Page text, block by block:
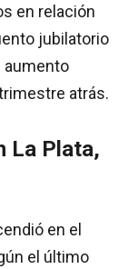
en relación
jubilatorio
aumento
atrás.
La Plata,
en el
el último